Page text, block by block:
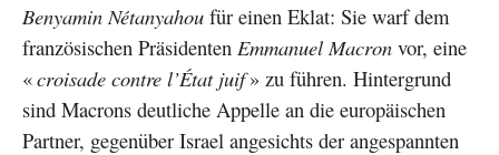
Benyamin Nétanyahou für einen Eklat: Sie warf dem
französischen Präsidenten Emmanuel Macron vor, eine
«croisade contre l’État juif» zu führen. Hintergrund
sind Macrons deutliche Appelle an die europäischen
Partner, gegenüber Israel angesichts der angespannten